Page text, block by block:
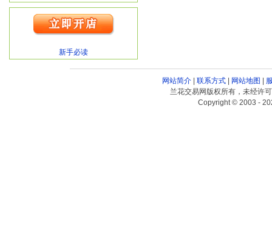
新手必读
网站简介| 联系方式| 网站地图 |
兰花交易网版权所有，未经许
Copyright © 2003 -